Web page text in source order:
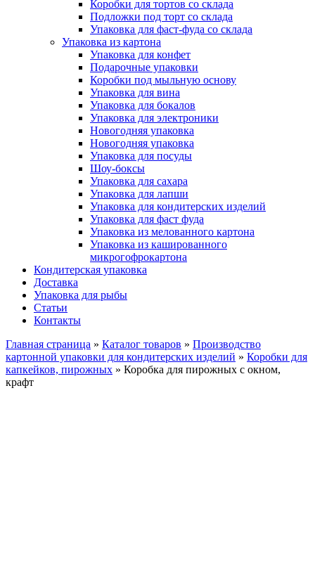
Коробки для тортов со склада
Подложки под торт со склада
Упаковка для фаст-фуда со склада
Упаковка из картона
Упаковка для конфет
Подарочные упаковки
Коробки под мыльную основу
Упаковка для вина
Упаковка для бокалов
Упаковка для электроники
Новогодняя упаковка
Новогодняя упаковка
Упаковка для посуды
Шоу-боксы
Упаковка для сахара
Упаковка для лапши
Упаковка для кондитерских изделий
Упаковка для фаст фуда
Упаковка из мелованного картона
Упаковка из кашированного
микрогофрокартона
Кондитерская упаковка
Доставка
Упаковка для рыбы
Статьи
Контакты
Главная страница » Каталог товаров » Производство
картонной упаковки для кондитерских изделий » Коробки для
капкейков, пирожных » Коробка для пирожных с окном,
крафт